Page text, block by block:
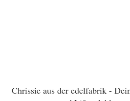
Chrissie aus der edelfabrik -